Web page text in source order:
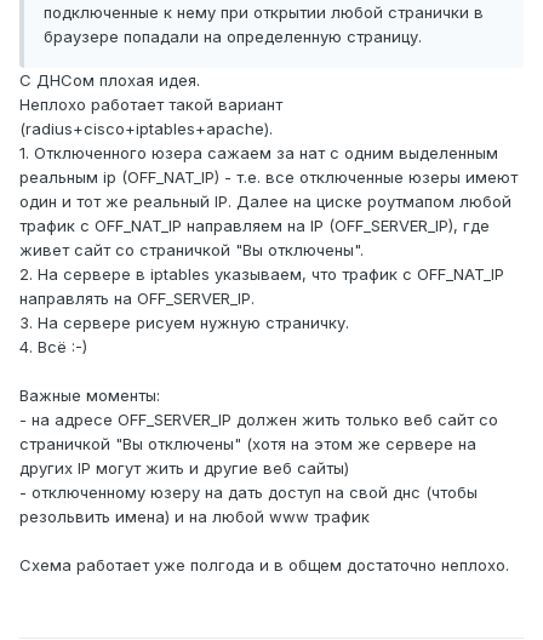
подключенные к нему при открытии любой странички в
браузере попадали на определенную страницу.
С ДНСом плохая идея.
Неплохо работает такой вариант
(radius+cisco+iptables+apache).
1. Отключенного юзера сажаем за нат с одним выделенным
реальным ip (OFF_NAT_IP) - т.е. все отключенные юзеры имеют
один и тот же реальный IP. Далее на циске роутмапом любой
трафик с OFF_NAT_IP направляем на IP (OFF_SERVER_IP), где
живет сайт со страничкой "Вы отключены".
2. На сервере в iptables указываем, что трафик с OFF_NAT_IP
направлять на OFF_SERVER_IP.
3. На сервере рисуем нужную страничку.
4. Всё :-)
Важные моменты:
- на адресе OFF_SERVER_IP должен жить только веб сайт со
страничкой "Вы отключены" (хотя на этом же сервере на
других IP могут жить и другие веб сайты)
- отключенному юзеру на дать доступ на свой днс (чтобы
резольвить имена) и на любой www трафик
Схема работает уже полгода и в общем достаточно неплохо.